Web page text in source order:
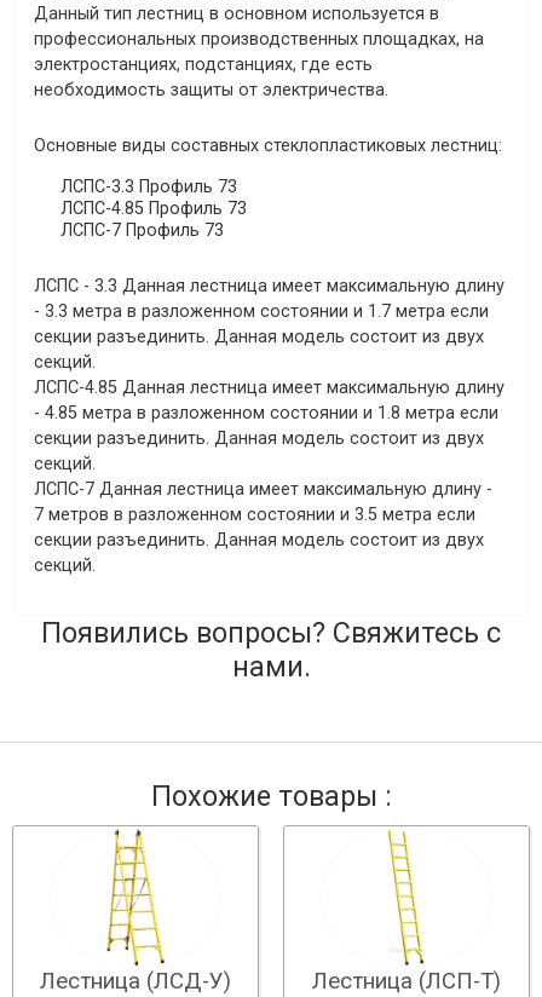
Данный тип лестниц в основном используется в
профессиональных производственных площадках, на
электростанциях, подстанциях, где есть
необходимость защиты от электричества.
Основные виды составных стеклопластиковых лестниц:
ЛСПС-3.3 Профиль 73
ЛСПС-4.85 Профиль 73
ЛСПС-7 Профиль 73
ЛСПС - 3.3 Данная лестница имеет максимальную длину
- 3.3 метра в разложенном состоянии и 1.7 метра если
секции разъединить. Данная модель состоит из двух
секций.
ЛСПС-4.85 Данная лестница имеет максимальную длину
- 4.85 метра в разложенном состоянии и 1.8 метра если
секции разъединить. Данная модель состоит из двух
секций.
ЛСПС-7 Данная лестница имеет максимальную длину -
7 метров в разложенном состоянии и 3.5 метра если
секции разъединить. Данная модель состоит из двух
секций.
Появились вопросы? Свяжитесь с
нами.
Похожие товары :
Лестница (ЛСД-У) Лестница (ЛСП-Т)